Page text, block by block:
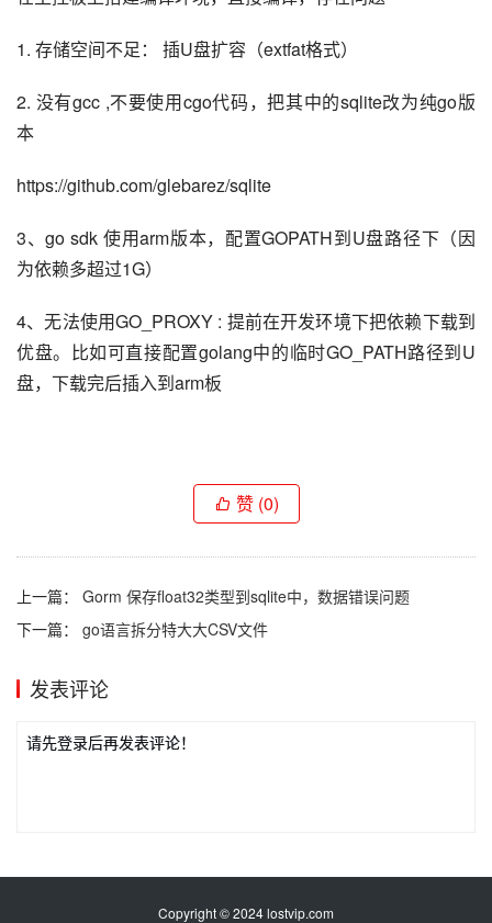
1. 存储空间不足： 插U盘扩容（extfat格式）
2. 没有gcc ,不要使用cgo代码，把其中的sqlite改为纯go版
本
https://github.com/glebarez/sqlite
3、go sdk 使用arm版本，配置GOPATH到U盘路径下（因
为依赖多超过1G）
4、无法使用GO_PROXY : 提前在开发环境下把依赖下载到
优盘。比如可直接配置golang中的临时GO_PATH路径到U
盘，下载完后插入到arm板
赞 (0)
上一篇： Gorm 保存float32类型到sqlite中，数据错误问题
下一篇： go语言拆分特大大CSV文件
发表评论
请先登录后再发表评论！
Copyright © 2024 lostvip.com